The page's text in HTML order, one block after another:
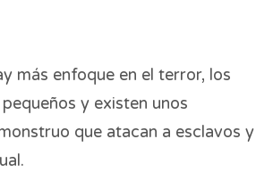
más enfoque en el terror, los
y existen unos
que atacan a esclavos y